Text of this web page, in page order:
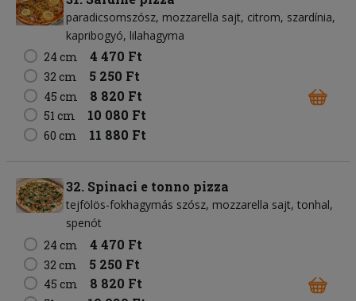
paradicsomszósz mozzarella sajt citrom szardínia
kapribogyó lilahagyma
24 cm
4 470 Ft
32 cm 5 250 Ft
45 cm 8 820 Ft
51 cm 10 080 Ft
60 cm 11 880 Ft
32. Spinaci e tonno pizza
tejfölös-fokhagymás szósz mozzarella sajt tonhal
spenót
24 cm
4 470 Ft
32 cm 5 250 Ft
45 cm 8 820 Ft